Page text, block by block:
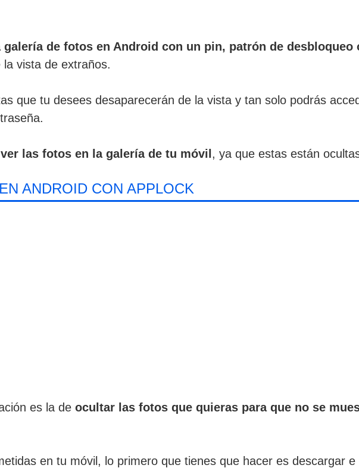
galería de fotos en Android con un pin, patrón de desbloqueo
vista de extraños.
que tu desees desaparecerán de la vista y tan solo podrás
las fotos en la galería de tu móvil , ya que estas están
ANDROID CON APPLOCK
es la de ocultar las fotos que quieras para que no se
en tu móvil, lo primero que tienes que hacer es descargar e